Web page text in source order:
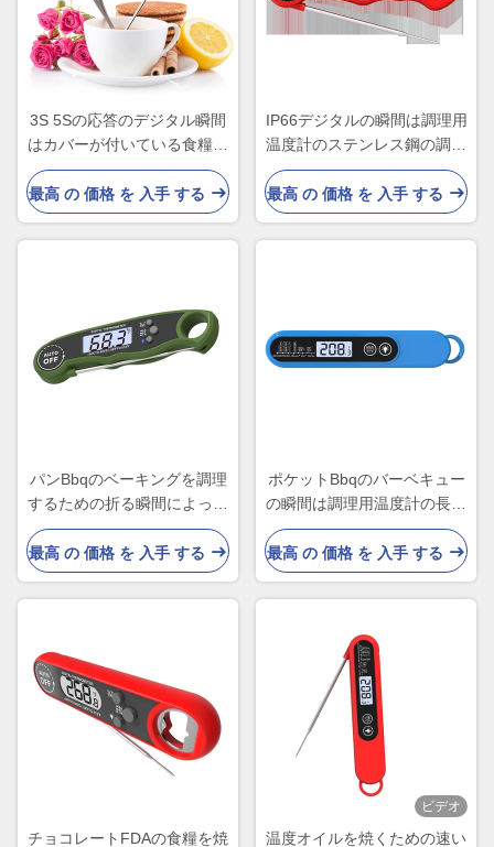
3S 5Sの応答のデジタル瞬間
はカバーが付いている食糧温
度計を読んだ
最高 の 価格 を 入手 する
IP66デジタルの瞬間は調理用
温度計のステンレス鋼の調査
様式を読んだ
最高 の 価格 を 入手 する
パンBbqのベーキングを調理
するための折る瞬間によって
読まれる調理用温度計
最高 の 価格 を 入手 する
ポケットBbqのバーベキュー
の瞬間は調理用温度計の長い
調査を読んだ
最高 の 価格 を 入手 する
チョコレートFDAの食糧を焼
ビデオ
温度オイルを焼くための速い